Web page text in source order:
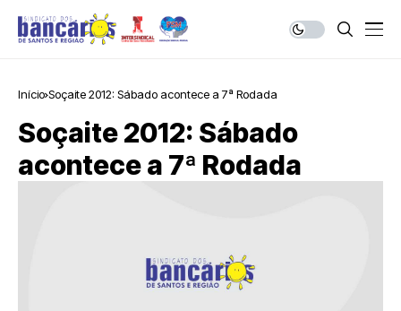
Início Soçaite 2012: Sábado acontece a 7ª Rodada
Soçaite 2012: Sábado
acontece a 7ª Rodada